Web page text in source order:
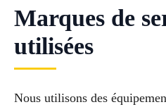
Marques de
utilisées
Nous utilisons des